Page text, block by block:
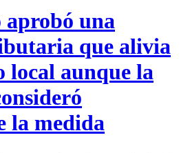
aprobó una
que alivia
local aunque la
la medida